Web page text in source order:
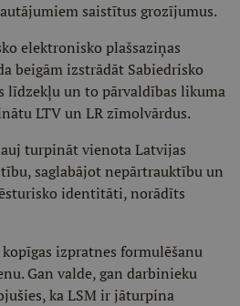
saistītus grozījumus.
elektronisko plašsaziņas
beigām izstrādāt Sabiedrisko
līdzekļu un to pārvaldības likuma
LTV un LR zīmolvārdus.
turpināt vienota Latvijas
saglabājot nepārtrauktību un
identitāti, norādīts
izpratnes formulēšanu
Gan valde, gan darbinieku
ka LSM ir jāturpina